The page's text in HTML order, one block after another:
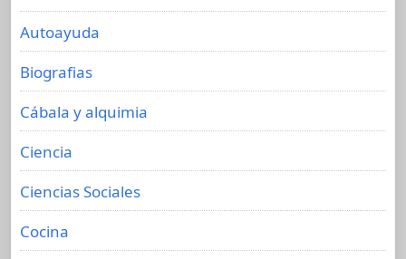
Autoayuda
Biografias
Cábala y alquimia
Ciencia
Ciencias Sociales
Cocina